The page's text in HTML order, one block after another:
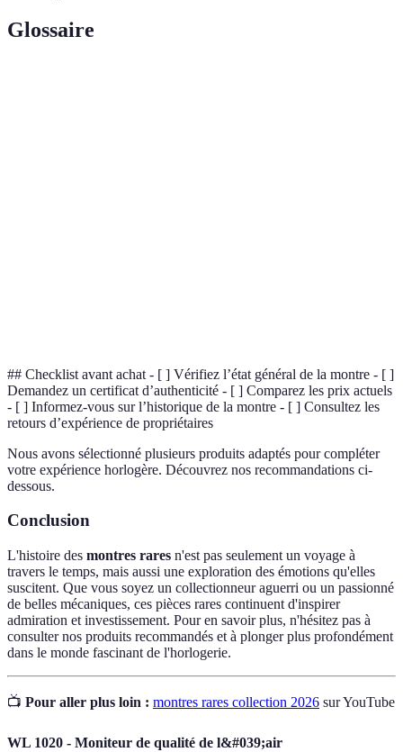
Glossaire
## Checklist avant achat - [ ] Vérifiez l’état général de la montre - [ ]
Demandez un certificat d’authenticité - [ ] Comparez les prix actuels
- [ ] Informez-vous sur l’historique de la montre - [ ] Consultez les
retours d’expérience de propriétaires
Nous avons sélectionné plusieurs produits adaptés pour compléter
votre expérience horlogère. Découvrez nos recommandations ci-
dessous.
Conclusion
L'histoire des montres rares n'est pas seulement un voyage à
travers le temps, mais aussi une exploration des émotions qu'elles
suscitent. Que vous soyez un collectionneur aguerri ou un passionné
de belles mécaniques, ces pièces rares continuent d'inspirer
admiration et investissement. Pour en savoir plus, n'hésitez pas à
consulter nos produits recommandés et à plonger plus profondément
dans le monde fascinant de l'horlogerie.
📺 Pour aller plus loin : montres rares collection 2026 sur YouTube
WL 1020 - Moniteur de qualité de l&#039;air